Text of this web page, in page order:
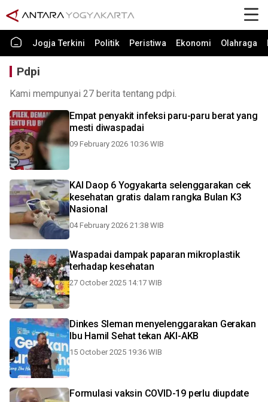
Jogja Terkini Politik Peristiwa Ekonomi Olahraga
Pdpi
Kami mempunyai 27 berita tentang pdpi.
Empat penyakit infeksi paru-paru berat yang
mesti diwaspadai
09 February 2026 10:36 WIB
KAI Daop 6 Yogyakarta selenggarakan cek
kesehatan gratis dalam rangka Bulan K3
Nasional
04 February 2026 21:38 WIB
Waspadai dampak paparan mikroplastik
terhadap kesehatan
27 October 2025 14:17 WIB
Dinkes Sleman menyelenggarakan Gerakan
Ibu Hamil Sehat tekan AKI-AKB
15 October 2025 19:36 WIB
Formulasi vaksin COVID-19 perlu diupdate